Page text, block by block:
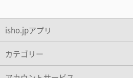
isho.jpアプリ
カテゴリー